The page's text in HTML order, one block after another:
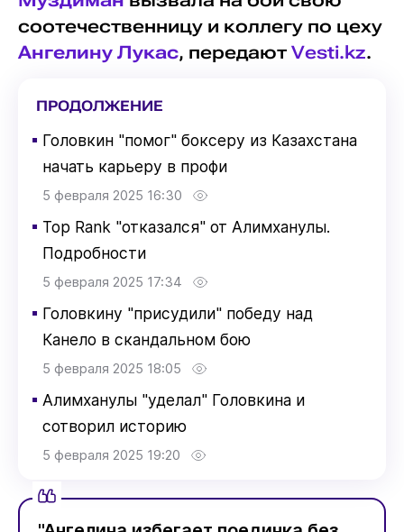
соотечественницу и коллегу по цеху
Ангелину Лукас, передают Vesti.kz.
ПРОДОЛЖЕНИЕ
▪ Головкин "помог" боксеру из Казахстана
начать карьеру в профи
5 февраля 2025 16:30
▪ Top Rank "отказался" от Алимханулы.
Подробности
5 февраля 2025 17:34
▪ Головкину "присудили" победу над
Канело в скандальном бою
5 февраля 2025 18:05
▪ Алимханулы "уделал" Головкина и
сотворил историю
5 февраля 2025 19:20